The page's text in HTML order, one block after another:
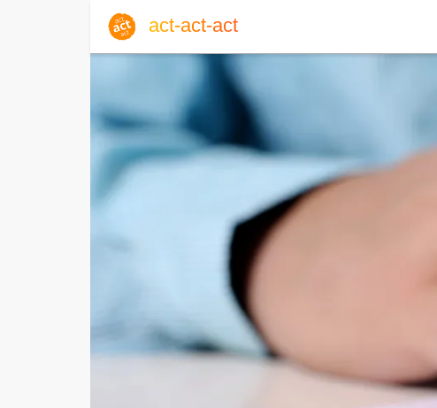
act-act-act
Anmelden
So, 09. August 2026 |
Englisch